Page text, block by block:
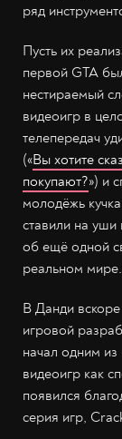
ряд
Пусть их
первой GTA
нестираемый
видеоигр в
телепередач
(«Вы хотите
покупают?») и
молодёжь
ставили на
об ещё одной
реальном мире.
В Данди
игровой
начал одним
видеоигр как
появился
серия игр,